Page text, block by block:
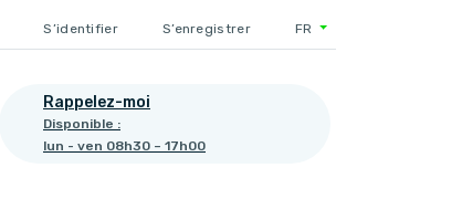
S’identifier S’enregistrer FR
Rappelez-moi
Disponible :
lun - ven 08h30 – 17h00